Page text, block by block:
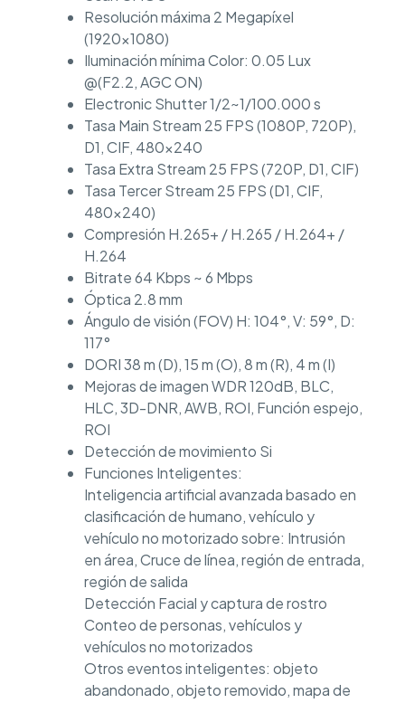
Resolución máxima 2 Megapíxel
(1920×1080)
Iluminación mínima Color: 0.05 Lux
@(F2.2, AGC ON)
Electronic Shutter 1/2~1/100.000 s
Tasa Main Stream 25 FPS (1080P, 720P),
D1, CIF, 480×240
Tasa Extra Stream 25 FPS (720P, D1, CIF)
Tasa Tercer Stream 25 FPS (D1, CIF,
480×240)
Compresión H.265+ / H.265 / H.264+ /
H.264
Bitrate 64 Kbps ~ 6 Mbps
Óptica 2.8 mm
Ángulo de visión (FOV) H: 104°, V: 59°, D:
117°
DORI 38 m (D), 15 m (O), 8 m (R), 4 m (I)
Mejoras de imagen WDR 120dB, BLC,
HLC, 3D-DNR, AWB, ROI, Función espejo,
ROI
Detección de movimiento Si
Funciones Inteligentes:
Inteligencia artificial avanzada basado en
clasificación de humano, vehículo y
vehículo no motorizado sobre: Intrusión
en área, Cruce de línea, región de entrada,
región de salida
Detección Facial y captura de rostro
Conteo de personas, vehículos y
vehículos no motorizados
Otros eventos inteligentes: objeto
abandonado, objeto removido, mapa de